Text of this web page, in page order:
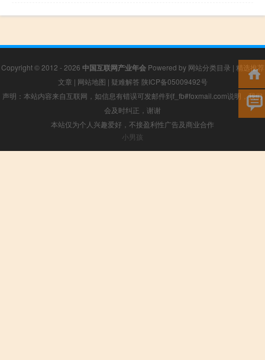
Copyright © 2012 - 2026 中国互联网产业年会Powered by 网站分类目录 | 精选推荐
文章 | 网站地图 | 疑难解答 陕ICP备05009492号
声明：本站内容来自互联网，如信息有错误可发邮件到f_fb#foxmail.com说明，我们
会及时纠正，谢谢
本站仅为个人兴趣爱好，不接盈利性广告及商业合作
小男孩